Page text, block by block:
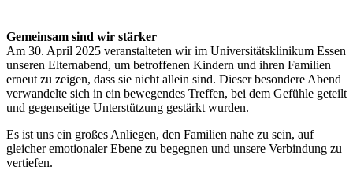
Gemeinsam sind wir stärker
Am 30. April 2025 veranstalteten wir im Universitätsklinikum Essen
unseren Elternabend, um betroffenen Kindern und ihren Familien
erneut zu zeigen, dass sie nicht allein sind. Dieser besondere Abend
verwandelte sich in ein bewegendes Treffen, bei dem Gefühle geteilt
und gegenseitige Unterstützung gestärkt wurden.
Es ist uns ein großes Anliegen, den Familien nahe zu sein, auf
gleicher emotionaler Ebene zu begegnen und unsere Verbindung zu
vertiefen.